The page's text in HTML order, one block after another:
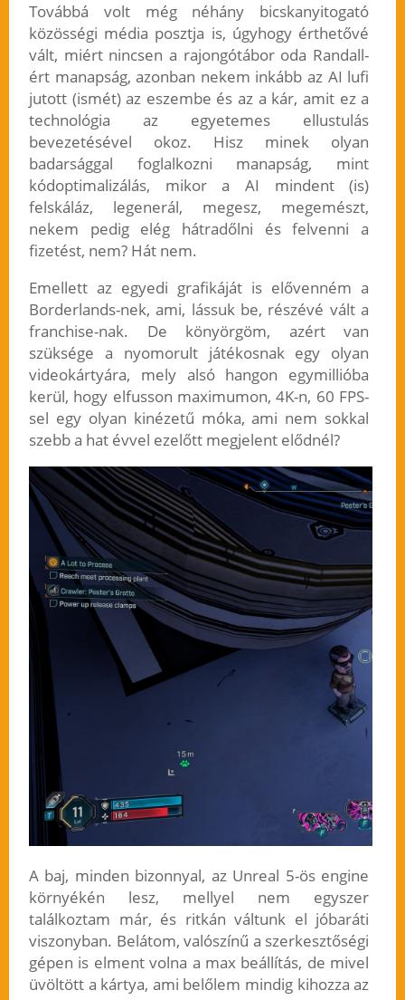
Továbbá volt még néhány bicskanyitogató
közösségi média posztja is, úgyhogy érthetővé
vált, miért nincsen a rajongótábor oda Randall-
ért manapság, azonban nekem inkább az AI lufi
jutott (ismét) az eszembe és az a kár, amit ez a
technológia az egyetemes ellustulás
bevezetésével okoz. Hisz minek olyan
badarsággal foglalkozni manapság, mint
kódoptimalizálás, mikor a AI mindent (is)
felskáláz, legenerál, megesz, megemészt,
nekem pedig elég hátradőlni és felvenni a
fizetést, nem? Hát nem.
Emellett az egyedi grafikáját is elővenném a
Borderlands-nek, ami, lássuk be, részévé vált a
franchise-nak. De könyörgöm, azért van
szüksége a nyomorult játékosnak egy olyan
videokártyára, mely alsó hangon egymillióba
kerül, hogy elfusson maximumon, 4K-n, 60 FPS-
sel egy olyan kinézetű móka, ami nem sokkal
szebb a hat évvel ezelőtt megjelent elődnél?
A baj, minden bizonnyal, az Unreal 5-ös engine
környékén lesz, mellyel nem egyszer
találkoztam már, és ritkán váltunk el jóbaráti
viszonyban. Belátom, valószínű a szerkesztőségi
gépen is elment volna a max beállítás, de mivel
üvöltött a kártya, ami belőlem mindig kihozza az